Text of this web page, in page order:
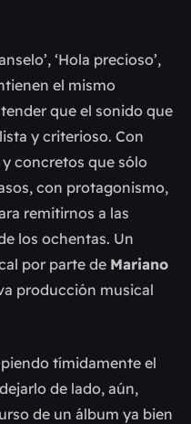
‘Hola precioso’,
el mismo
que el sonido que
y criterioso. Con
concretos que sólo
con protagonismo,
remitirnos a las
los ochentas. Un
por parte de Mariano
producción musical
tímidamente el
de lado, aún,
de un álbum ya bien